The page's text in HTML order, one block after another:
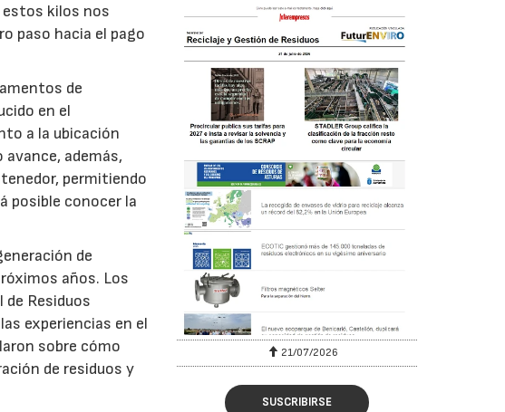
estos kilos nos
paso hacia el pago
de
en el
a la ubicación
además,
permitiendo
posible conocer la
de
años. Los
Residuos
experiencias en el
sobre cómo
de residuos y
28/07/2026 21/07/2026
SUSCRIBIRSE